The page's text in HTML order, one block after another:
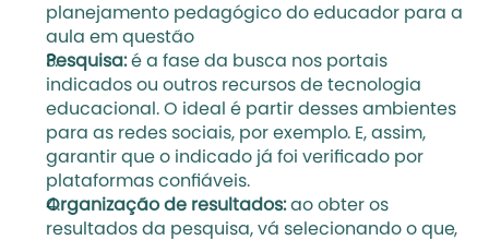
planejamento pedagógico do educador para a
aula em questão
Pesquisa: é a fase da busca nos portais
indicados ou outros recursos de tecnologia
educacional. O ideal é partir desses ambientes
para as redes sociais, por exemplo. E, assim,
garantir que o indicado já foi verificado por
plataformas confiáveis.
Organização de resultados: ao obter os
resultados da pesquisa, vá selecionando o que,